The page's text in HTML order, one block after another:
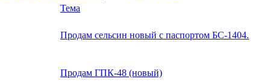
Тема
Продам сельсин новый с паспортом БС-1404.
Продам ГПК-48 (новый)